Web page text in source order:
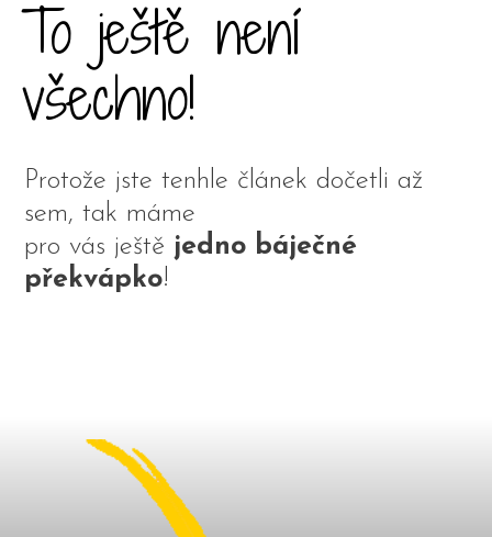
To ještě není
všechno!
Protože jste tenhle článek dočetli až
sem, tak máme
pro vás ještě jedno báječné
překvápko!